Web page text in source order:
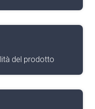
del prodotto